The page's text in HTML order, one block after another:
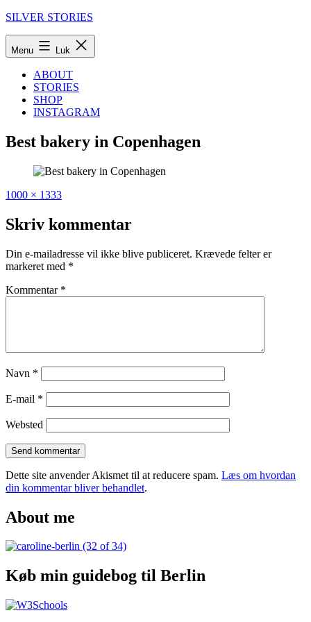
Fortsæt
SILVER STORIES
Menu Luk
ABOUT
STORIES
SHOP
INSTAGRAM
Best bakery in Copenhagen
Udgivet
The
new,
bakery
in
–
Fuld
1000 × 1333
Skriv kommentar
Din e-mailadresse vil ikke blive publiceret. Krævede felter er
markeret med *
Kommentar *
Navn *
E-mail *
Websted
Dette site anvender Akismet til at reducere spam. Læs om hvordan
din kommentar bliver behandlet.
About me
Køb min guidebog til Berlin